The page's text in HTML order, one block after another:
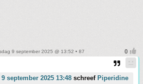
9 september 2025 @ 13:52 • 87
september 2025 13:48 schreef Piperidine